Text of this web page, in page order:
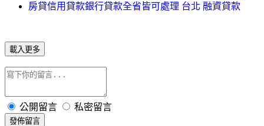
房貸信用貸款銀行貸款全省皆可處理 台北 融資貸款
載入更多
公開留言 私密留言
發佈留言